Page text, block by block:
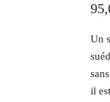
Un
il